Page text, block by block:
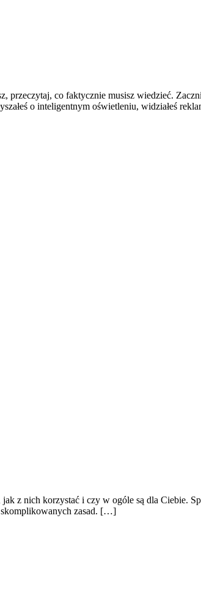
przeczytaj, co faktycznie musisz wiedzieć.
o inteligentnym oświetleniu, widziałeś
z nich korzystać i czy w ogóle są dla Ciebie.
skomplikowanych zasad. […]